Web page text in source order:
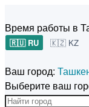
Время работы в
🇷🇺 RU 🇰🇿 KZ
Ваш город:
Выберите ваш